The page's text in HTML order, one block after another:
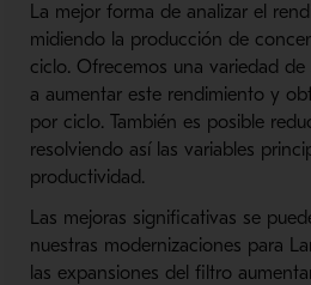
La mejor forma de analizar el
midiendo la producción de
ciclo. Ofrecemos una variedad
a aumentar este rendimiento y
por ciclo. También es posible
resolviendo así las variables
productividad.
Las mejoras significativas se
nuestras modernizaciones para
las expansiones del filtro